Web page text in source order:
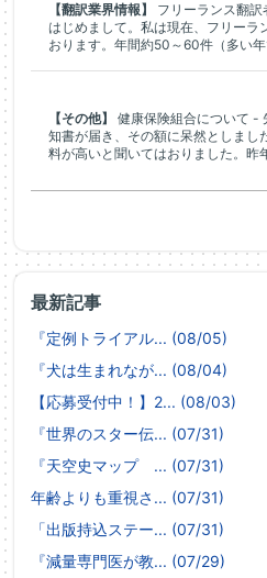
最新記事
『定例トライアル... (08/05)
『犬は生まれなが... (08/04)
【応募受付中！】2... (08/03)
『世界のスター伝... (07/31)
『天空史マップ ... (07/31)
年齢よりも重視さ... (07/31)
「出版持込ステー... (07/31)
『減量専門医が教... (07/29)
【翻訳業界情報】
フリーランス翻
はじめまして。私は現在、フリーラ
おります。年間約50～60件（多い
【その他】
健康保険組合について -
知書が届き、その額に呆然としまし
料が高いと聞いてはおりました。昨